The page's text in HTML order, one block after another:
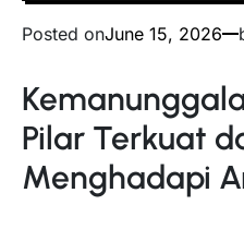
Posted onJune 15, 2026
Pilar Terkuat
Menghadapi